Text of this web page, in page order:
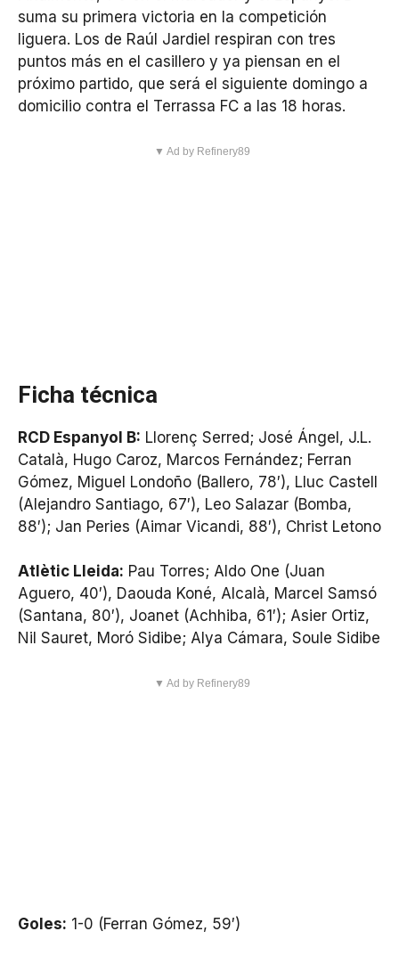
suma su primera victoria en la competición
liguera. Los de Raúl Jardiel respiran con tres
puntos más en el casillero y ya piensan en el
próximo partido, que será el siguiente domingo a
domicilio contra el Terrassa FC a las 18 horas.
▼ Ad by Refinery89
Ficha técnica
RCD Espanyol B: Llorenç Serred; José Ángel, J.L.
Català, Hugo Caroz, Marcos Fernández; Ferran
Gómez, Miguel Londoño (Ballero, 78′), Lluc Castell
(Alejandro Santiago, 67′), Leo Salazar (Bomba,
88′); Jan Peries (Aimar Vicandi, 88′), Christ Letono
Atlètic Lleida: Pau Torres; Aldo One (Juan
Aguero, 40′), Daouda Koné, Alcalà, Marcel Samsó
(Santana, 80′), Joanet (Achhiba, 61′); Asier Ortiz,
Nil Sauret, Moró Sidibe; Alya Cámara, Soule Sidibe
▼ Ad by Refinery89
Goles: 1-0 (Ferran Gómez, 59′)